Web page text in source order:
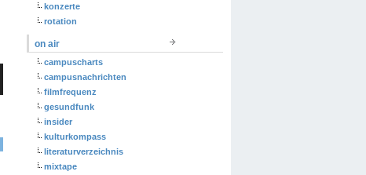
konzerte
rotation
on air
campuscharts
campusnachrichten
filmfrequenz
gesundfunk
insider
kulturkompass
literaturverzeichnis
mixtape